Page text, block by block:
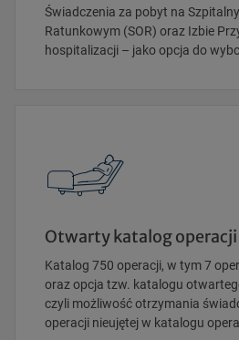
Świadczenia za pobyt na
Ratunkowym (SOR) oraz Izbie
hospitalizacji – jako opcja do
Otwarty katalog operacji
Katalog 750 operacji, w tym 7
oraz opcja tzw. katalogu
czyli możliwość otrzymania
operacji nieujętej w katalogu